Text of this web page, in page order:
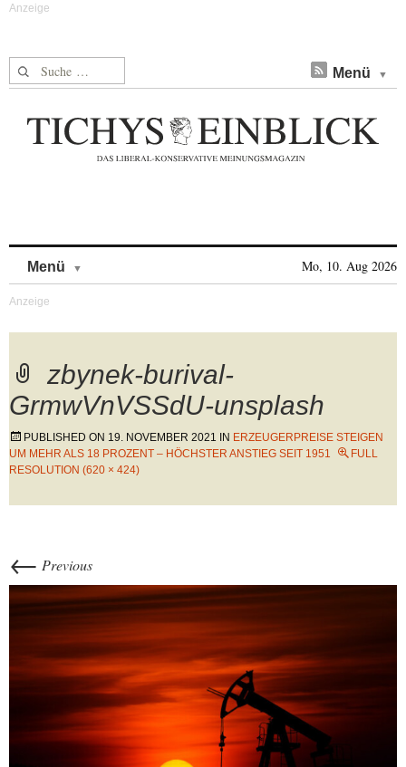
Suche nach: Menü
Menü Mo, 10. Aug 2026
zbynek-burival-
GrmwVnVSSdU-unsplash
PUBLISHED ON 19. NOVEMBER 2021 IN ERZEUGERPREISE STEIGEN
UM MEHR ALS 18 PROZENT – HÖCHSTER ANSTIEG SEIT 1951
FULL
RESOLUTION (620 × 424)
← Previous